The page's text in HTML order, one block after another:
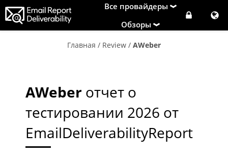
Все провайдеры
Обзоры
Главная / Review / AWeber
AWeber отчет о
тестировании 2026 от
EmailDeliverabilityReport